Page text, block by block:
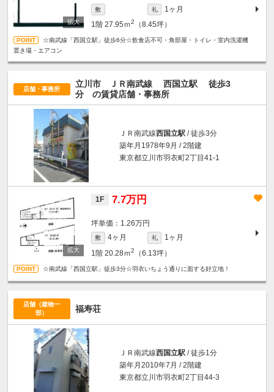
敷 礼
1ヶ月
1階 27.95ｍ2 （8.45坪）
☆南武線「西国立駅」徒歩6分☆飲食店不可・角部屋・トイレ・室内洗濯機
置き場・エアコン
店舗・事務所
立川市 ＪＲ南武線 西国立駅
徒歩3
分 の賃貸店舗・事務所
ＪＲ南武線西国立駅 / 徒歩3分
築年月1978年9月 / 2階建
東京都立川市羽衣町2丁目41-1
1F 7.7万円
坪単価：1.26万円
敷 4ヶ月 礼
1ヶ月
1階 20.28ｍ2 （6.13坪）
☆南武線「西国立駅」徒歩3分☆羽衣いちょう通りに面する好立地！
店舗（建物一
部）
福寿荘
ＪＲ南武線西国立駅 / 徒歩1分
築年月2010年7月 / 2階建
東京都立川市羽衣町2丁目44-3